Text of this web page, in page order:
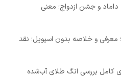
و جشن ازدواج؛ معنی
و خلاصه بدون اسپویل؛ نقد
کامل بررسی انگ طلای آب‌شده